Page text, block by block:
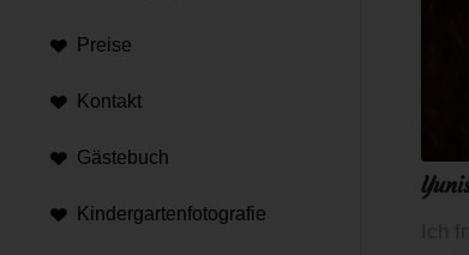
Preise
Kontakt
Gästebuch
Kindergartenfotografie